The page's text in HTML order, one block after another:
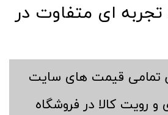
تمامی قیمت های سایت
رویت کالا در فروشگاه
ای متفاوت در